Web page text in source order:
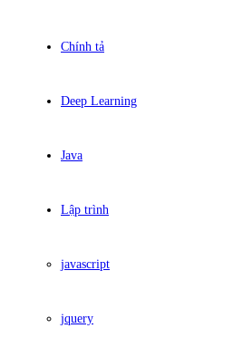
Chính tả
Deep Learning
Java
Lập trình
javascript
jquery